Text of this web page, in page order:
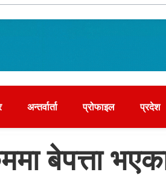
अन्तर्वार्ता प्रोफाइल प्रदेश
बेपत्ता